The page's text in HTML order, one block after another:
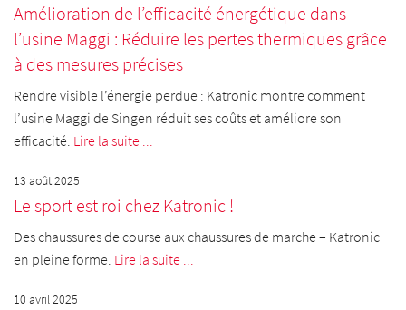
Amélioration de l’efficacité énergétique dans
l’usine Maggi : Réduire les pertes thermiques grâce
à des mesures précises
Rendre visible l’énergie perdue : Katronic montre comment
l’usine Maggi de Singen réduit ses coûts et améliore son
efficacité. Lire la suite ...
13 août 2025
Le sport est roi chez Katronic !
Des chaussures de course aux chaussures de marche – Katronic
en pleine forme. Lire la suite ...
10 avril 2025